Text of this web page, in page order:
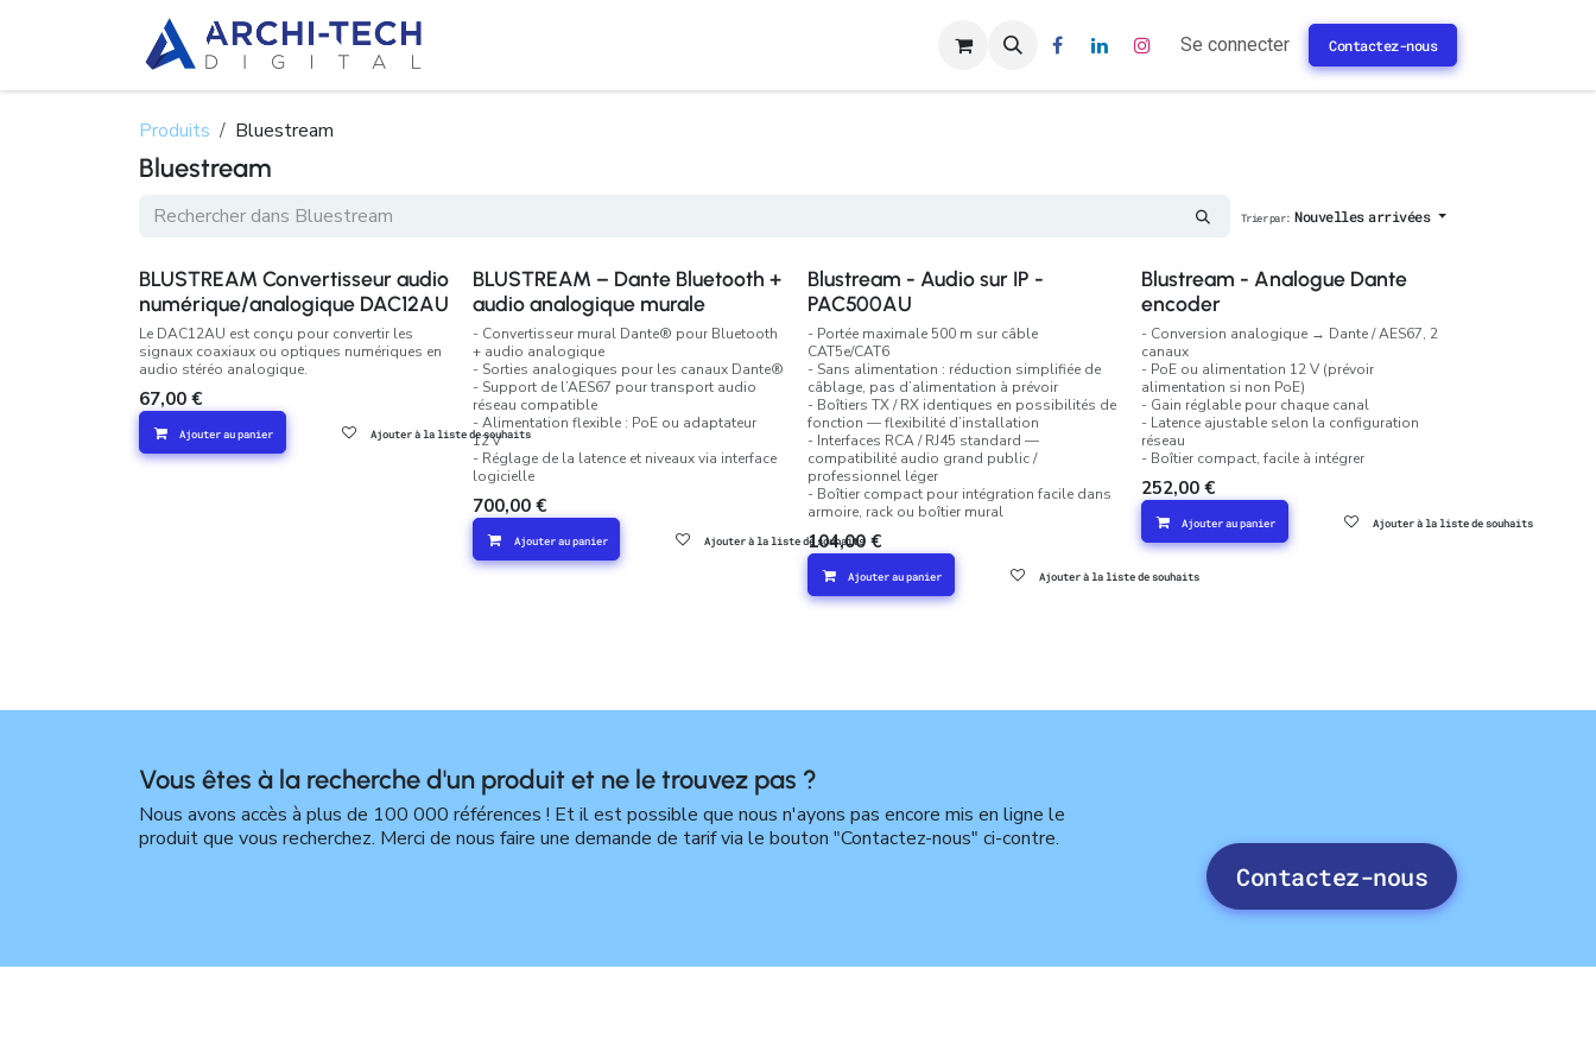
Rendez-vous Se connecter Contactez-nous
Produits Bluestream
Bluestream
Trier par: Nouvelles arrivées
BLUSTREAM Convertisseur audio
numérique/analogique DAC12AU
Le DAC12AU est conçu pour convertir les
signaux coaxiaux ou optiques numériques en
audio stéréo analogique.
67,00 €
Ajouter au panier Ajouter à la liste de souhaits
BLUSTREAM – Dante Bluetooth +
audio analogique murale
- Convertisseur mural Dante® pour Bluetooth
+ audio analogique
- Sorties analogiques pour les canaux Dante®
- Support de l’AES67 pour transport audio
réseau compatible
- Alimentation flexible : PoE ou adaptateur
12 V
- Réglage de la latence et niveaux via interface
logicielle
700,00 €
Ajouter au panier Ajouter à la liste de souhaits
Blustream - Audio sur IP -
PAC500AU
- Portée maximale 500 m sur câble
CAT5e/CAT6
- Sans alimentation : réduction simplifiée de
câblage, pas d’alimentation à prévoir
- Boîtiers TX / RX identiques en possibilités de
fonction — flexibilité d’installation
- Interfaces RCA / RJ45 standard —
compatibilité audio grand public /
professionnel léger
- Boîtier compact pour intégration facile dans
armoire, rack ou boîtier mural
104,00€
Ajouter au panier Ajouter à la liste de souhaits
Blustream - Analogue Dante
encoder
- Conversion analogique → Dante / AES67, 2
canaux
- PoE ou alimentation 12 V (prévoir
alimentation si non PoE)
- Gain réglable pour chaque canal
- Latence ajustable selon la configuration
réseau
- Boîtier compact, facile à intégrer
252,00 €
Ajouter au panier Ajouter à la liste de souhaits
Vous êtes à la recherche d'un produit et ne le trouvez pas ?
Nous avons accès à plus de 100 000 références ! Et il est possible que nous n'ayons pas encore mis en ligne le
produit que vous recherchez. Merci de nous faire une demande de tarif via le bouton "Contactez-nous" ci-contre.
Contactez-nous